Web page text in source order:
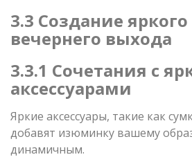
3.3 Создание
вечернего выхода
3.3.1 Сочетания с
аксессуарами
Яркие аксессуары, такие как
добавят изюминку вашему
динамичным.